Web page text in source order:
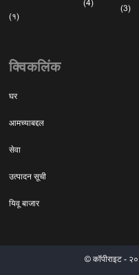
क्विकलिंक
घर
आमच्याबद्दल
सेवा
उत्पादन सूची
यिवू बाजार
© कॉपीराइट -